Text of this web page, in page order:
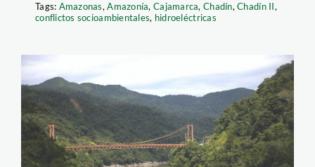
Tags: Amazonas,Amazonía,Cajamarca,Chadín,Chadín II,
conflictos socioambientales, hidroeléctricas
amz14